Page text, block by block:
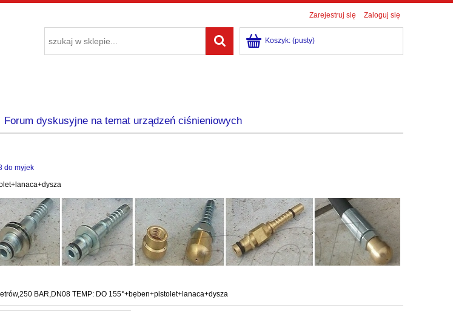
Zarejestruj się Zaloguj się
Koszyk: (pusty)
Forum dyskusyjne na temat urządzeń ciśnieniowych
do myjek
BAR,DN08 TEMP: DO 155°+bęben+pistolet+lanaca+dysza